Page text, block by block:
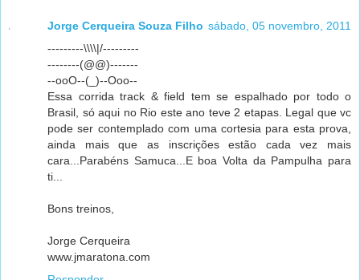
Jorge Cerqueira Souza Filho sábado, 05 novembro, 2011
---------\\\\|/---------
--------(@@)-------
--ooO--(_)--Ooo--
Essa corrida track & field tem se espalhado por todo o
Brasil, só aqui no Rio este ano teve 2 etapas. Legal que vc
pode ser contemplado com uma cortesia para esta prova,
ainda mais que as inscrições estão cada vez mais
cara...Parabéns Samuca...E boa Volta da Pampulha para
ti...
Bons treinos,
Jorge Cerqueira
www.jmaratona.com